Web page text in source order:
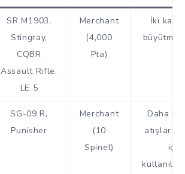
SR M1903,
Stingray,
CQBR
Assault Rifle,
LE 5
Merchant
(4,000
Pta)
İki
büyütme
SG-09 R,
Punisher
Merchant
(10
Spinel)
Daha
atışlar
için